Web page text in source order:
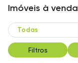
Imóveis à venda
Filtros
R$ 1.650.000